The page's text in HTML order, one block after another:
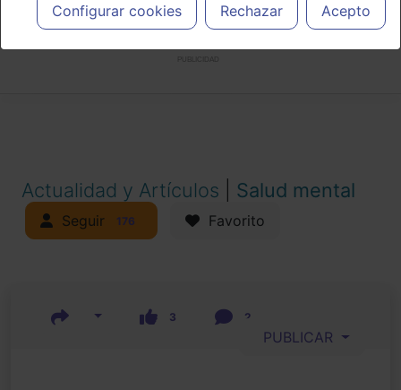
cada caso concreto, el tratamiento más adecuado a las
necesidades del paciente.
Configurar cookies Rechazar Acepto
Actualidad y Artículos Salud mental
Seguir 176 Favorito
3 2
PUBLICAR